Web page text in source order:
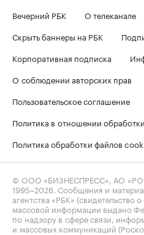
Вечерний РБК
О телеканале
Скрыть баннеры на РБК
Корпоративная подписка
О соблюдении авторских прав
Пользовательское соглашение
Политика в отношении
Политика обработки файлов
© ООО «БИЗНЕСПРЕСС», АО
1995–2026 . Сообщения и
агентства «РБК» (свидетельство
массовой информации выдано
по надзору в сфере связи,
и массовых коммуникаций